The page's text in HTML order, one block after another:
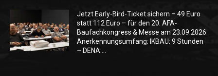
Jetzt Early-Bird-Ticket sichern – 49 Euro
statt 112 Euro – für den 20. AFA-
Baufachkongress & Messe am 23.09.2026.
Anerkennungsumfang: IKBAU: 9 Stunden
– DENA:...